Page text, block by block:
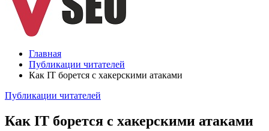
Главная
Публикации читателей
Как IT борется с хакерскими атаками
Публикации читателей
Как IT борется с хакерскими атаками